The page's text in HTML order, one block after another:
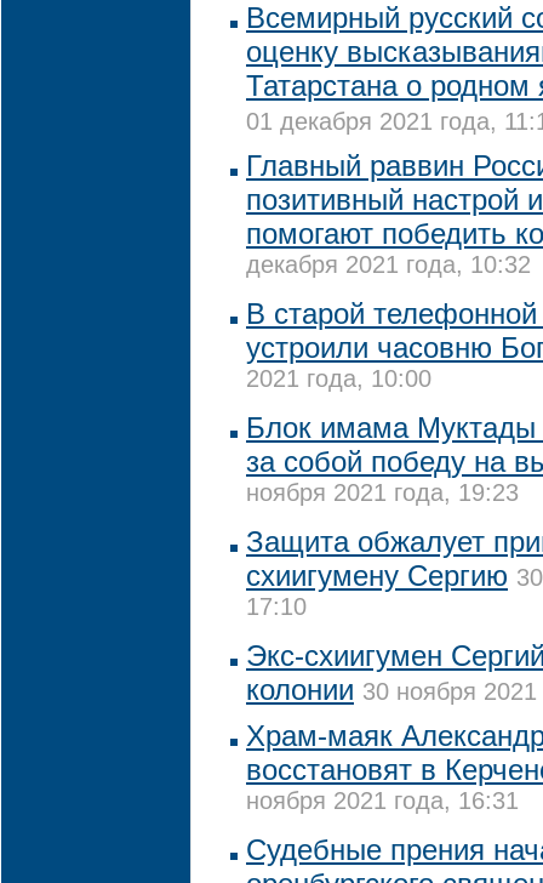
Всемирный русский
оценку
Татарстана о
01 декабря 2021 года,
Главный раввин
позитивный настрой
помогают победить
декабря 2021 года, 10:32
В старой
устроили часовню
2021 года, 10:00
Блок имама Муктады
за собой победу на
ноября 2021 года, 19:23
Защита обжалует
схиигумену Сергию
17:10
Экс-схиигумен
колонии 30 ноября
Храм-маяк
восстановят в
ноября 2021 года, 16:31
Судебные прения